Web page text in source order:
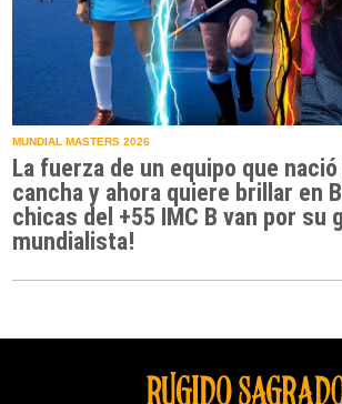
MUNDIAL MASTERS 2026
La fuerza de un equipo que
cancha y ahora quiere brillar en
chicas del +55 IMC B van por su
mundialista!